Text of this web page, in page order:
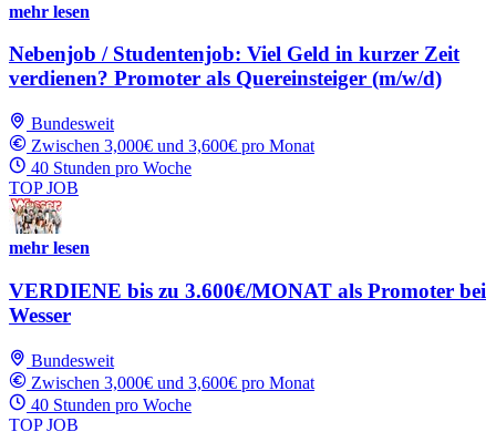
mehr lesen
Nebenjob / Studentenjob: Viel Geld in kurzer Zeit
verdienen? Promoter als Quereinsteiger (m/w/d)
Bundesweit
Zwischen 3,000€ und 3,600€ pro Monat
40 Stunden pro Woche
TOP JOB
mehr lesen
VERDIENE bis zu 3.600€/MONAT als Promoter bei
Wesser
Bundesweit
Zwischen 3,000€ und 3,600€ pro Monat
40 Stunden pro Woche
TOP JOB